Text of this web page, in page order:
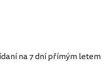
na 7 dní přímým letem